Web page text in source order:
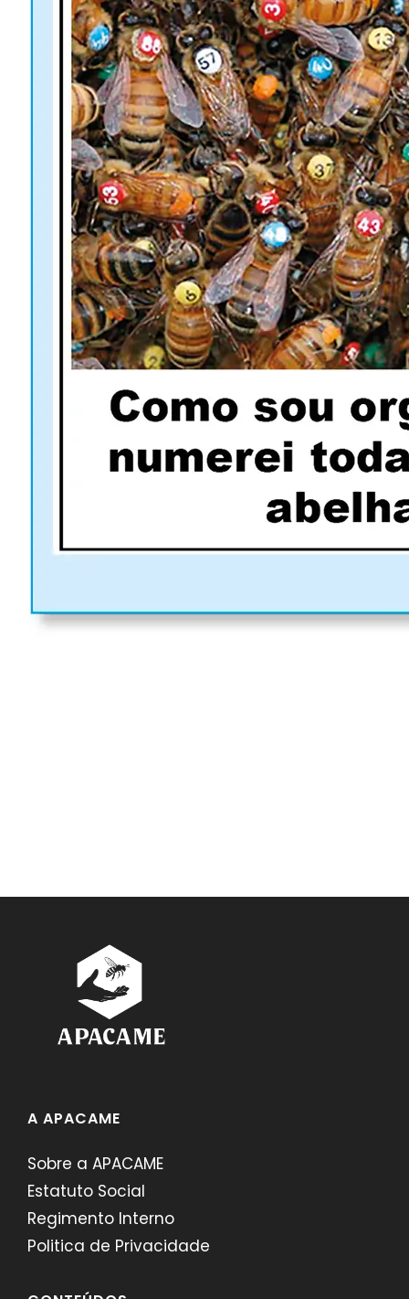
A APACAME
Sobre a APACAME
Estatuto Social
Regimento Interno
Politica de Privacidade